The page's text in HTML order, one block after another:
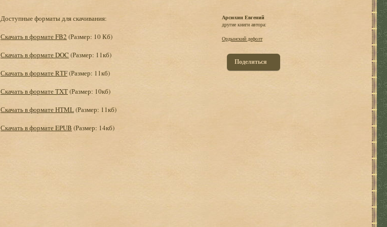
Доступные форматы для скачивания:
Скачать в формате FB2 (Размер: 10 Кб)
Скачать в формате DOC (Размер: 11кб)
Скачать в формате RTF(Размер: 11кб)
Скачать в формате TXT(Размер: 10кб)
Скачать в формате HTML(Размер: 11кб)
Скачать в формате EPUB (Размер: 14кб)
Арсюхин Евгений
другие книги автора:
Ордынский дефолт
Поделиться